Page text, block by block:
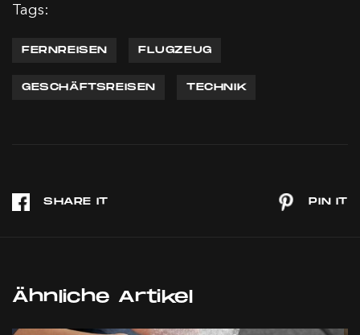
Tags:
FERNREISEN FLUGZEUG
GESCHÄFTSREISEN TECHNIK
Ähnliche Artikel